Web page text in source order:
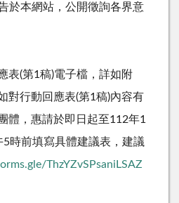
於本網站，公開徵詢各界意
表(第1稿)電子檔，詳如附
對行動回應表(第1稿)內容有
體，惠請於即日起至112年1
5時前填寫具體建議表，建議
ThzYZvSPsaniLSAZ